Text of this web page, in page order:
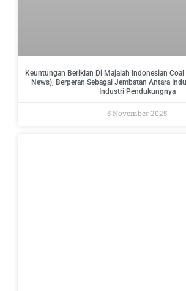
Keuntungan Beriklan Di Majalah Indonesian Coal
News), Berperan Sebagai Jembatan Antara
Industri Pendukungnya
5 November 2025